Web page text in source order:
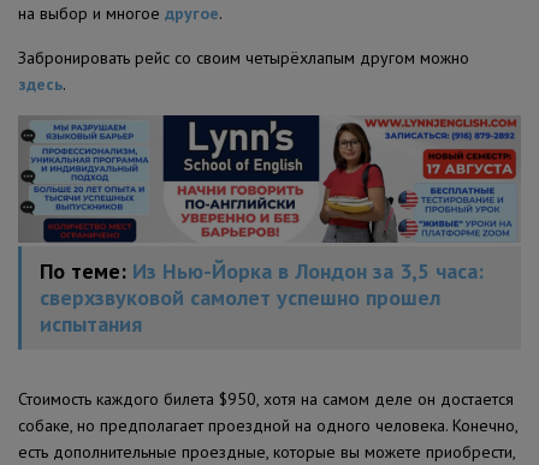
на выбор и многое другое.
Забронировать рейс со своим четырёхлапым другом можно
здесь.
По теме: Из Нью-Йорка в Лондон за 3,5 часа:
сверхзвуковой самолет успешно прошел
испытания
Стоимость каждого билета $950, хотя на самом деле он достается
собаке, но предполагает проездной на одного человека. Конечно,
есть дополнительные проездные, которые вы можете приобрести,